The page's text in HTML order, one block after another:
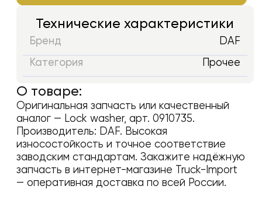
Технические характеристики
Бренд DAF
Категория Прочее
О товаре:
Оригинальная запчасть или качественный
аналог — Lock washer, арт. 0910735.
Производитель: DAF. Высокая
износостойкость и точное соответствие
заводским стандартам. Закажите надёжную
запчасть в интернет-магазине Truck-Import
— оперативная доставка по всей России.